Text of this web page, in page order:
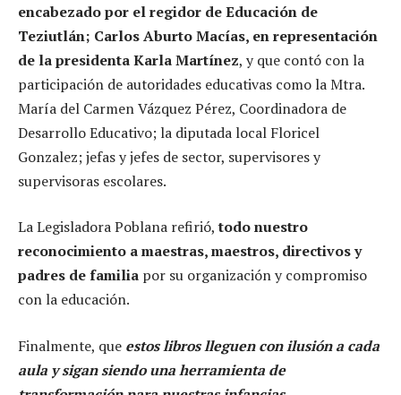
encabezado por el regidor de Educación de
Teziutlán; Carlos Aburto Macías, en representación
de la presidenta Karla Martínez, y que contó con la
participación de autoridades educativas como la Mtra.
María del Carmen Vázquez Pérez, Coordinadora de
Desarrollo Educativo; la diputada local Floricel
Gonzalez; jefas y jefes de sector, supervisores y
supervisoras escolares.
La Legisladora Poblana refirió,todo nuestro
reconocimiento a maestras, maestros, directivos y
padres de familia por su organización y compromiso
con la educación.
Finalmente, que estos libros lleguen con ilusión a cada
aula y sigan siendo una herramienta de